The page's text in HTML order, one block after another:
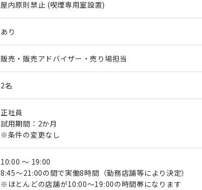
屋内原則禁止 (喫煙専用室設置)
あり
販売・販売アドバイザー・売り場担当
2名
正社員
試用期間：2か月
※条件の変更なし
10:00 ～ 19:00
8:45～21:00の間で実働8時間（勤務店舗等により決定）
※ほとんどの店舗が10:00～19:00の時間帯になります